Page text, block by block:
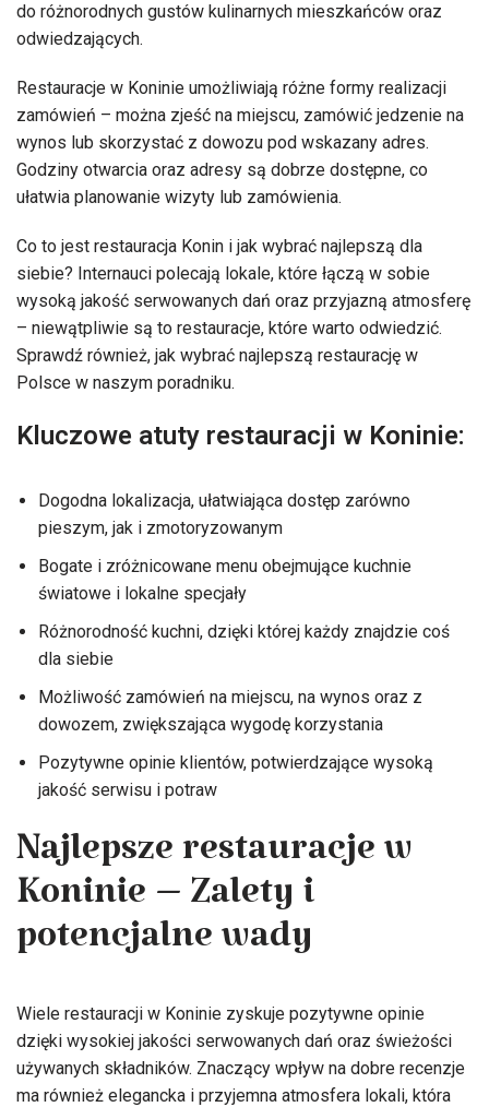
do różnorodnych gustów kulinarnych mieszkańców oraz
odwiedzających.
Restauracje w Koninie umożliwiają różne formy realizacji
zamówień – można zjeść na miejscu, zamówić jedzenie na
wynos lub skorzystać z dowozu pod wskazany adres.
Godziny otwarcia oraz adresy są dobrze dostępne, co
ułatwia planowanie wizyty lub zamówienia.
Co to jest restauracja Konin i jak wybrać najlepszą dla
siebie? Internauci polecają lokale, które łączą w sobie
wysoką jakość serwowanych dań oraz przyjazną atmosferę
– niewątpliwie są to restauracje, które warto odwiedzić.
Sprawdź również, jak wybrać najlepszą restaurację w
Polsce w naszym poradniku.
Kluczowe atuty restauracji w Koninie:
Dogodna lokalizacja, ułatwiająca dostęp zarówno
pieszym, jak i zmotoryzowanym
Bogate i zróżnicowane menu obejmujące kuchnie
światowe i lokalne specjały
Różnorodność kuchni, dzięki której każdy znajdzie coś
dla siebie
Możliwość zamówień na miejscu, na wynos oraz z
dowozem, zwiększająca wygodę korzystania
Pozytywne opinie klientów, potwierdzające wysoką
jakość serwisu i potraw
Najlepsze restauracje w
Koninie – Zalety i
potencjalne wady
Wiele restauracji w Koninie zyskuje pozytywne opinie
dzięki wysokiej jakości serwowanych dań oraz świeżości
używanych składników. Znaczący wpływ na dobre recenzje
ma również elegancka i przyjemna atmosfera lokali, która